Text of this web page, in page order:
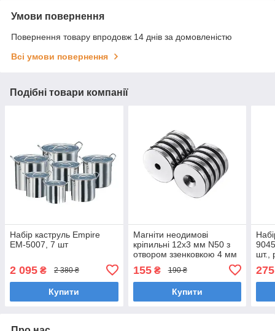
Умови повернення
Повернення товару впродовж 14 днів за домовленістю
Всі умови повернення
Подібні товари компанії
Набір каструль Empire
EM-5007, 7 шт
2 095 ₴ 2 380 ₴
Купити
Магніти неодимові
кріпильні 12x3 мм N50 з
отвором ззенковкою 4 мм
155₴ 190 ₴
Купити
шт.,
275